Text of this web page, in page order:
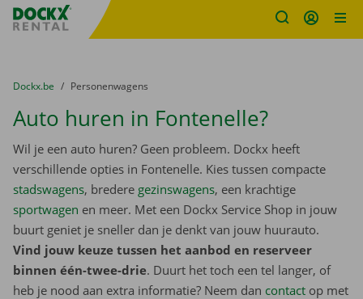
Fratello DEMO
U bevindt zich hier:
van
Dockx.be naar
Personenwagens
Auto huren in Fontenelle?
Wil je een auto huren? Geen probleem. Dockx heeft
verschillende opties in Fontenelle. Kies tussen compacte
stadswagens, bredere gezinswagens, een krachtige
sportwagen en meer. Met een Dockx Service Shop in jouw
buurt geniet je sneller dan je denkt van jouw huurauto.
Vind jouw keuze tussen het aanbod en reserveer
binnen één-twee-drie. Duurt het toch een tel langer, of
heb je nood aan extra informatie? Neem dan contact op met